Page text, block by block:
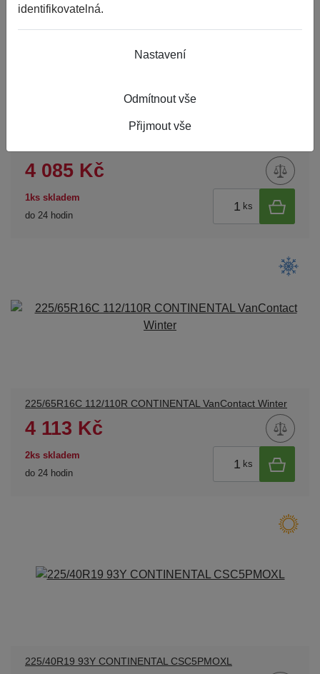
215/65R17 99T CONTINENTAL TS 870 P
4 085 Kč
1ks skladem
do 24 hodin
ks
225/65R16C 112/110R CONTINENTAL VanContact Winter
4 113 Kč
2ks skladem
do 24 hodin
ks
225/40R19 93Y CONTINENTAL CSC5PMOXL
identifikovatelná.
Nastavení
Odmítnout vše
Přijmout vše